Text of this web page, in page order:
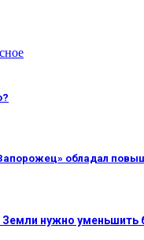
обладал
нужно уменьшить